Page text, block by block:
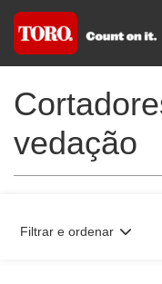
vedação
Filtrar e ordenar